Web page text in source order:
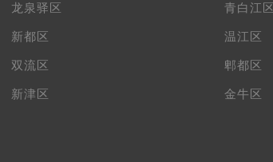
龙泉驿区 青白江区
新都区 温江区
双流区 郫都区
新津区 金牛区